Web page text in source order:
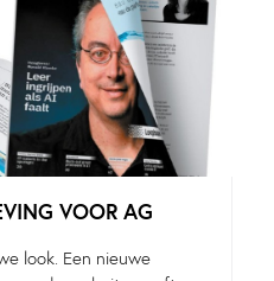
VOOR AG
look. Een nieuwe